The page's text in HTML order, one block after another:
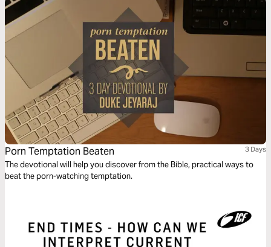
Porn Temptation Beaten 3 Days
The devotional will help you discover from the Bible, practical ways to
beat the porn-watching temptation.